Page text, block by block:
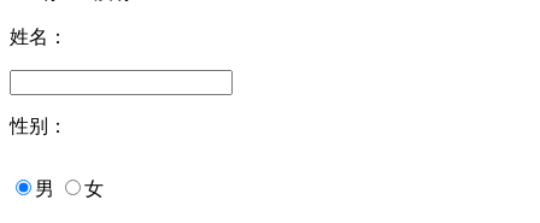
姓名：
性别：
男 女